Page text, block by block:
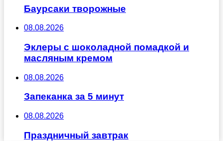
Баурсаки творожные
08.08.2026
Эклеры с шоколадной помадкой и
масляным кремом
08.08.2026
Запеканка за 5 минут
08.08.2026
Праздничный завтрак